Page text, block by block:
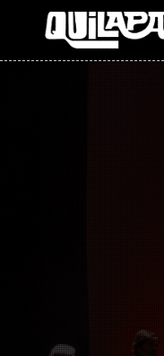
Imagen 01